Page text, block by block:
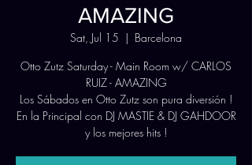
AMAZING
Sat, Jul 15
  |
Barcelona
Otto Zutz Saturday - Main Room w/ CARLOS
RUIZ - AMAZING
Los Sábados en Otto Zutz son pura diversión !
En la Principal con DJ MASTIE & DJ GAHDOOR